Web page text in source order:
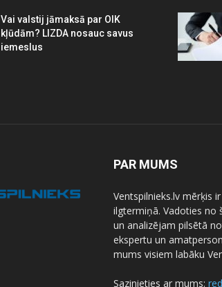
Vai valstij jāmaksā par OIK
kļūdām? LIZDA nosauc savus
iemeslus
PAR MUMS
Ventspilnieks.lv mērķis
ilgtermiņā. Vadoties no
un analizējam pilsētā
ekspertu un
mums visiem labāku
Sazinieties ar mums: